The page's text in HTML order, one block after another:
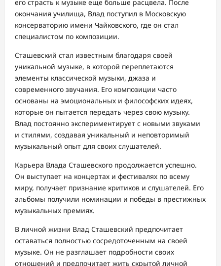
его страсть к музыке еще больше расцвела. После
окончания училища, Влад поступил в Московскую
консерваторию имени Чайковского, где он стал
специалистом по композиции.
Сташевский стал известным благодаря своей
уникальной музыке, в которой переплетаются
элементы классической музыки, джаза и
современного звучания. Его композиции часто
основаны на эмоциональных и философских идеях,
которые он пытается передать через свою музыку.
Влад постоянно экспериментирует с новыми звуками
и стилями, создавая уникальный и неповторимый
музыкальный опыт для своих слушателей.
Карьера Влада Сташевского продолжается успешно.
Он выступает на концертах и фестивалях по всему
миру, получает признание критиков и слушателей. Его
альбомы получили номинации и победы в престижных
музыкальных премиях.
В личной жизни Влад Сташевский предпочитает
оставаться полностью сосредоточенным на своей
музыке. Он не разглашает подробности своих
отношений и предпочитает жить скрытой личной